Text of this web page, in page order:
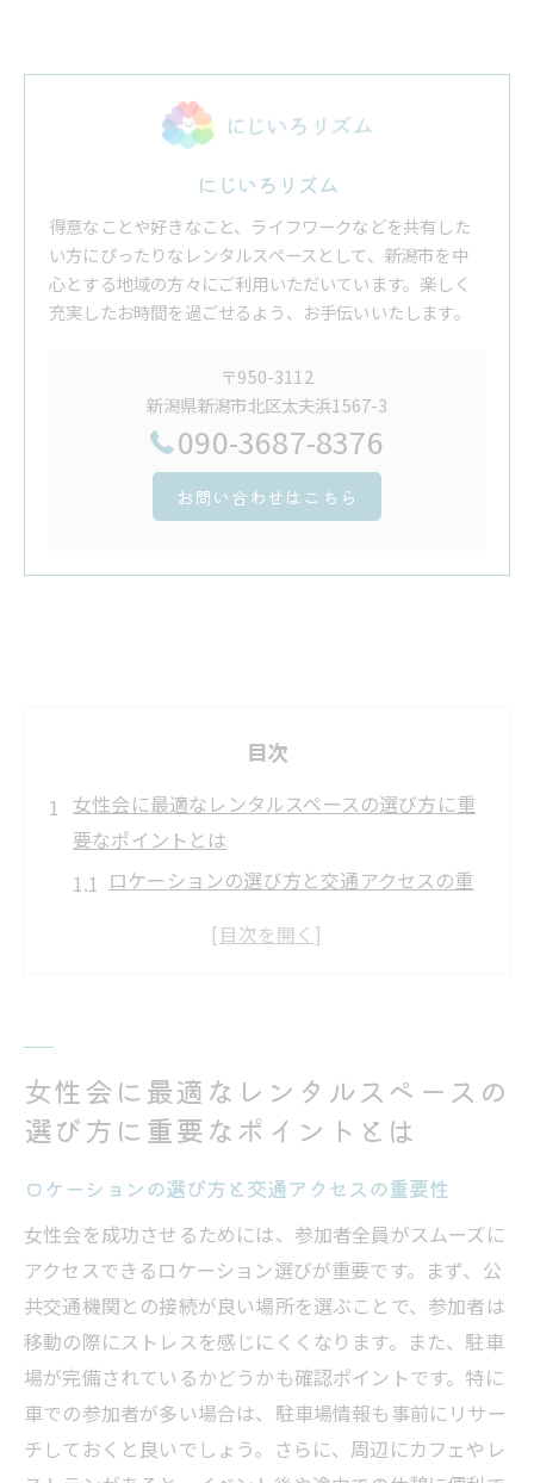
にじいろリズム
得意なことや好きなこと、ライフワークなどを共有した
い方にぴったりなレンタルスペースとして、新潟市を中
心とする地域の方々にご利用いただいています。楽しく
充実したお時間を過ごせるよう、お手伝いいたします。
〒950-3112
新潟県新潟市北区太夫浜1567-3
090-3687-8376
お問い合わせはこちら
目次
女性会に最適なレンタルスペースの選び方に重
要なポイントとは
ロケーションの選び方と交通アクセスの重
予算に応じたスペースの選択肢
女性会専用プランを活用するメリット
成功させる方法
予約から利用までのスムーズな流れ
女性会での交流を促進するレイアウト
イベントテーマに合った装飾の工夫
便利なアクセスと駐車場の有無
スペースの柔軟な利用方法と時間設定
女性会後の片付けを簡単にするヒント
女性会に最適なレンタルスペースの
選び方に重要なポイントとは
ロケーションの選び方と交通アクセスの重要性
女性会を成功させるためには、参加者全員がスムーズに
アクセスできるロケーション選びが重要です。まず、公
共交通機関との接続が良い場所を選ぶことで、参加者は
移動の際にストレスを感じにくくなります。また、駐車
場が完備されているかどうかも確認ポイントです。特に
車での参加者が多い場合は、駐車場情報も事前にリサー
チしておくと良いでしょう。さらに、周辺にカフェやレ